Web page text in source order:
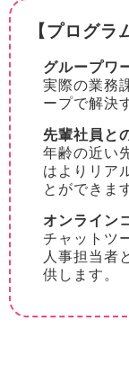
【プログラ
グループワ
実際の業務
ープで解決
先輩社員と
年齢の近い
はよりリア
とができま
オンライン
チャットツ
人事担当者
供します。